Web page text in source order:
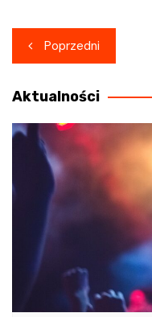
Nawigacja
wpisu
Poprzedni
Aktualności